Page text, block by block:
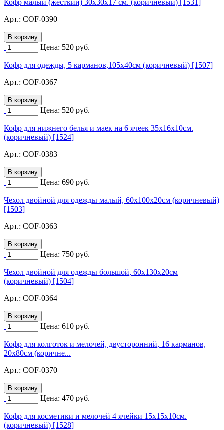
Кофр малый (жесткий) 30х30х17 см. (коричневый) [1531]
Арт.: COF-0390
Цена: 520 руб.
Кофр для одежды, 5 карманов,105х40см (коричневый) [1507]
Арт.: COF-0367
Цена: 520 руб.
Кофр для нижнего белья и маек на 6 ячеек 35х16х10см.
(коричневый) [1524]
Арт.: COF-0383
Цена: 690 руб.
Чехол двойной для одежды малый, 60х100х20см (коричневый)
[1503]
Арт.: COF-0363
Цена: 750 руб.
Чехол двойной для одежды большой, 60х130х20см
(коричневый) [1504]
Арт.: COF-0364
Цена: 610 руб.
Кофр для колготок и мелочей, двусторонний, 16 карманов,
20х80см (коричне...
Арт.: COF-0370
Цена: 470 руб.
Кофр для косметики и мелочей 4 ячейки 15х15х10см.
(коричневый) [1528]